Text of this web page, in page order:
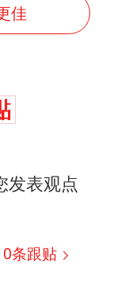
佳
发表观点
0条跟贴